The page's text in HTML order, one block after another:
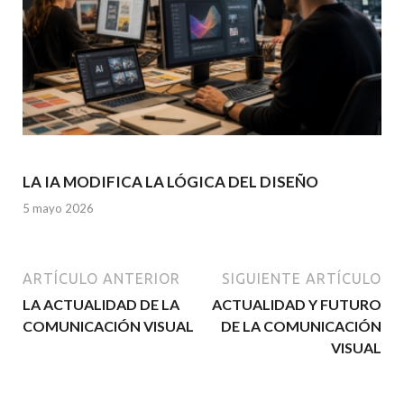
LA IA MODIFICA LA LÓGICA DEL DISEÑO
5 mayo 2026
ARTÍCULO ANTERIOR
LA ACTUALIDAD DE LA
COMUNICACIÓN VISUAL
SIGUIENTE ARTÍCULO
ACTUALIDAD Y FUTURO
DE LA COMUNICACIÓN
VISUAL